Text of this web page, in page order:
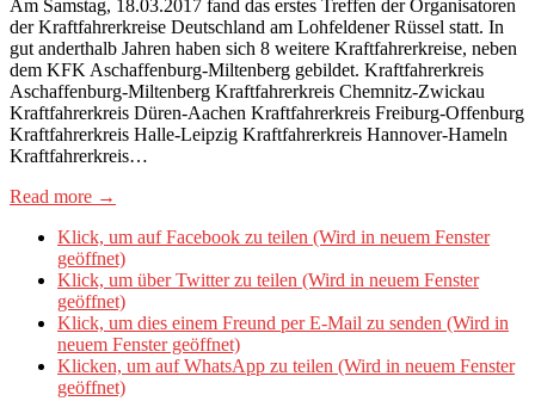
Am Samstag, 18.03.2017 fand das erstes Treffen der Organisatoren
der Kraftfahrerkreise Deutschland am Lohfeldener Rüssel statt. In
gut anderthalb Jahren haben sich 8 weitere Kraftfahrerkreise, neben
dem KFK Aschaffenburg-Miltenberg gebildet. Kraftfahrerkreis
Aschaffenburg-Miltenberg Kraftfahrerkreis Chemnitz-Zwickau
Kraftfahrerkreis Düren-Aachen Kraftfahrerkreis Freiburg-Offenburg
Kraftfahrerkreis Halle-Leipzig Kraftfahrerkreis Hannover-Hameln
Kraftfahrerkreis…
Read more →
Klick, um auf Facebook zu teilen (Wird in neuem Fenster
geöffnet)
Klick, um über Twitter zu teilen (Wird in neuem Fenster
geöffnet)
Klick, um dies einem Freund per E-Mail zu senden (Wird in
neuem Fenster geöffnet)
Klicken, um auf WhatsApp zu teilen (Wird in neuem Fenster
geöffnet)